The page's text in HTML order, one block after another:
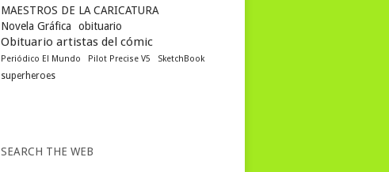
MAESTROS DE LA CARICATURA
Novela Gráfica
obituario
Obituario artistas del cómic
Periódico El Mundo Pilot Precise V5 SketchBook
superheroes
SEARCH THE WEB